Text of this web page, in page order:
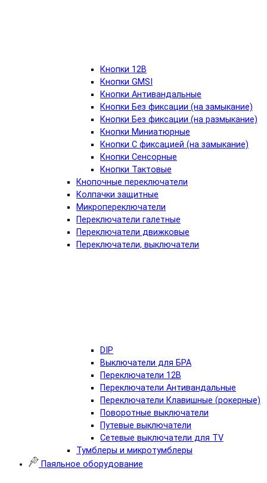
Кнопки 12В
Кнопки GMSI
Кнопки Антивандальные
Кнопки Без фиксации (на замыкание)
Кнопки Без фиксации (на размыкание)
Кнопки Миниатюрные
Кнопки С фиксацией (на замыкание)
Кнопки Сенсорные
Кнопки Тактовые
Кнопочные переключатели
Колпачки защитные
Микропереключатели
Переключатели галетные
Переключатели движковые
Переключатели, выключатели
DIP
Выключатели для БРА
Переключатели 12В
Переключатели Антивандальные
Переключатели Клавишные (рокерные)
Поворотные выключатели
Путевые выключатели
Сетевые выключатели для TV
Тумблеры и микротумблеры
Паяльное оборудование